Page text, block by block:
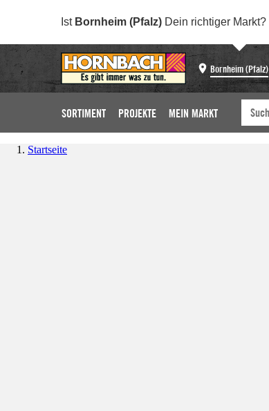
Ist Bornheim (Pfalz) Dein richtiger Markt?
Bornheim (Pfalz)
SORTIMENT PROJEKTE MEIN MARKT
Startseite